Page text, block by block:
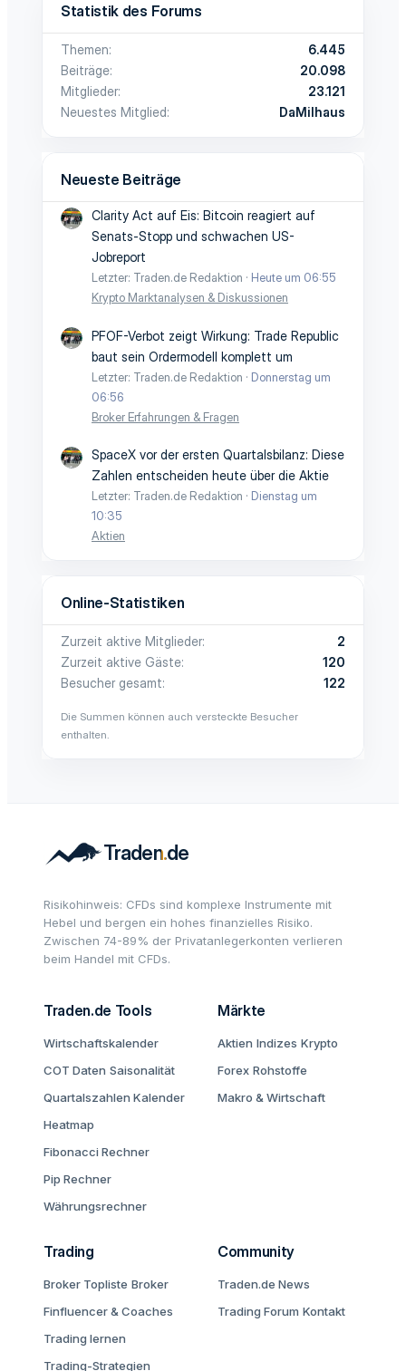
Statistik des Forums
Themen
6.445
Beiträge
20.098
Mitglieder
23.121
Neuestes Mitglied
DaMilhaus
Neueste Beiträge
Clarity Act auf Eis: Bitcoin reagiert auf
Senats-Stopp und schwachen US-
Jobreport
Letzter: Traden.de Redaktion
Heute um 06:55
Krypto Marktanalysen & Diskussionen
PFOF-Verbot zeigt Wirkung: Trade Republic
baut sein Ordermodell komplett um
Letzter: Traden.de Redaktion
Donnerstag um
06:56
Broker Erfahrungen & Fragen
SpaceX vor der ersten Quartalsbilanz: Diese
Zahlen entscheiden heute über die Aktie
Letzter: Traden.de Redaktion
Dienstag um
10:35
Aktien
Online-Statistiken
Zurzeit aktive Mitglieder
2
Zurzeit aktive Gäste
120
Besucher gesamt
122
Die Summen können auch versteckte Besucher
enthalten.
Risikohinweis: CFDs sind komplexe Instrumente mit
Hebel und bergen ein hohes finanzielles Risiko.
Zwischen 74-89% der Privatanlegerkonten verlieren
beim Handel mit CFDs.
Traden.de Tools
Wirtschaftskalender
COT Daten Saisonalität
Quartalszahlen Kalender
Heatmap
Fibonacci Rechner
Pip Rechner
Währungsrechner
Märkte
Aktien Indizes Krypto
Forex Rohstoffe
Makro & Wirtschaft
Trading
Broker Topliste Broker
Finfluencer & Coaches
Trading lernen
Trading-Strategien
Community
Traden.de News
Trading Forum Kontakt